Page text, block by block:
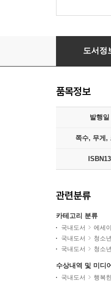
바람이 되어 살
도서정
품목정보
발행일
쪽수, 무게,
ISBN13
관련분류
카테고리 분류
국내도서 에세이
국내도서
청소년
국내도서
청소년
수상내역 및 미디
국내도서 행복